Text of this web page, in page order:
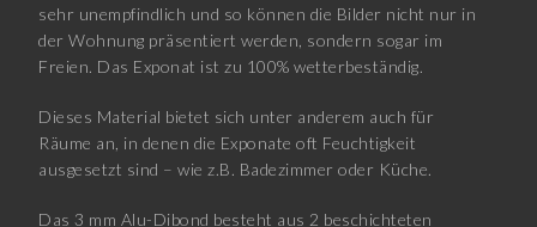
sehr unempfindlich und so können die Bilder nicht nur in
der Wohnung präsentiert werden, sondern sogar im
Freien. Das Exponat ist zu 100% wetterbeständig.
Dieses Material bietet sich unter anderem auch für
Räume an, in denen die Exponate oft Feuchtigkeit
ausgesetzt sind – wie z.B. Badezimmer oder Küche.
Das 3 mm Alu-Dibond besteht aus 2 beschichteten